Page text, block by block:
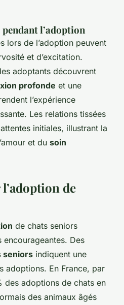
l’adoption
lors de l’adoption peuvent
et d’excitation.
adoptants découvrent
profonde et une
l’expérience
Les relations tissées
initiales, illustrant la
et du soin
de
de chats seniors
encourageantes. Des
seniors indiquent une
adoptions. En France, par
des adoptions de chats en
des animaux âgés